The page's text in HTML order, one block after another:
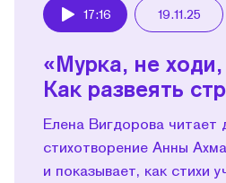
17:16 19.11.25
«Мурка, не
Как развеять
Елена Вигдорова читает
стихотворение Анны
и показывает, как стихи